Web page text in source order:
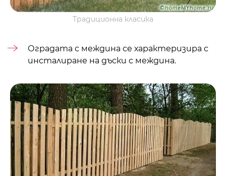
Традиционна класика
Оградата с междина се характеризира с
инсталиране на дъски с междина.